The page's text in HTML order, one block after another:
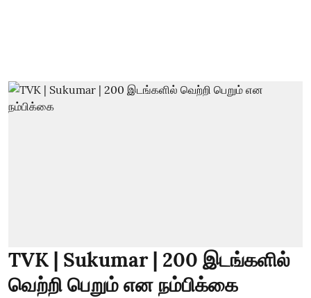
TVK | Sukumar | 200 இடங்களில்
வெற்றி பெறும் என நம்பிக்கை